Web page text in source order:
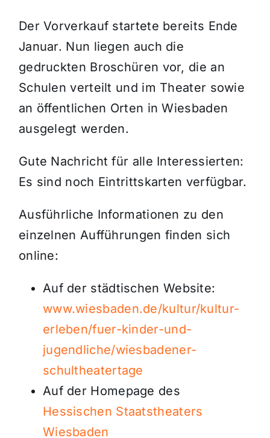
Der Vorverkauf startete bereits Ende
Januar. Nun liegen auch die
gedruckten Broschüren vor, die an
Schulen verteilt und im Theater sowie
an öffentlichen Orten in Wiesbaden
ausgelegt werden.
Gute Nachricht für alle Interessierten:
Es sind noch Eintrittskarten verfügbar.
Ausführliche Informationen zu den
einzelnen Aufführungen finden sich
online:
Auf der städtischen Website:
www.wiesbaden.de/kultur/kultur-
erleben/fuer-kinder-und-
jugendliche/wiesbadener-
schultheatertage
Auf der Homepage des
Hessischen Staatstheaters
Wiesbaden